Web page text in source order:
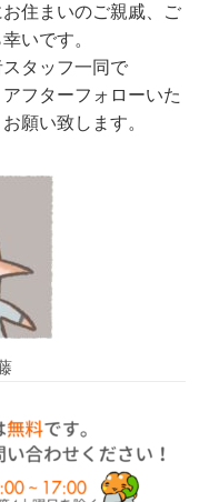
住まいのご親戚、ご
いです。
タッフ一同で
フターフォローいた
願い致します。